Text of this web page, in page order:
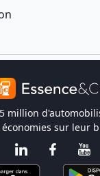
million
sur leur